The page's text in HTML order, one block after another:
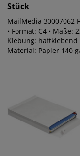
Stück
MailMedia 30007062
• Format: C4 • Maße:
Klebung: haftklebend
Material: Papier 140